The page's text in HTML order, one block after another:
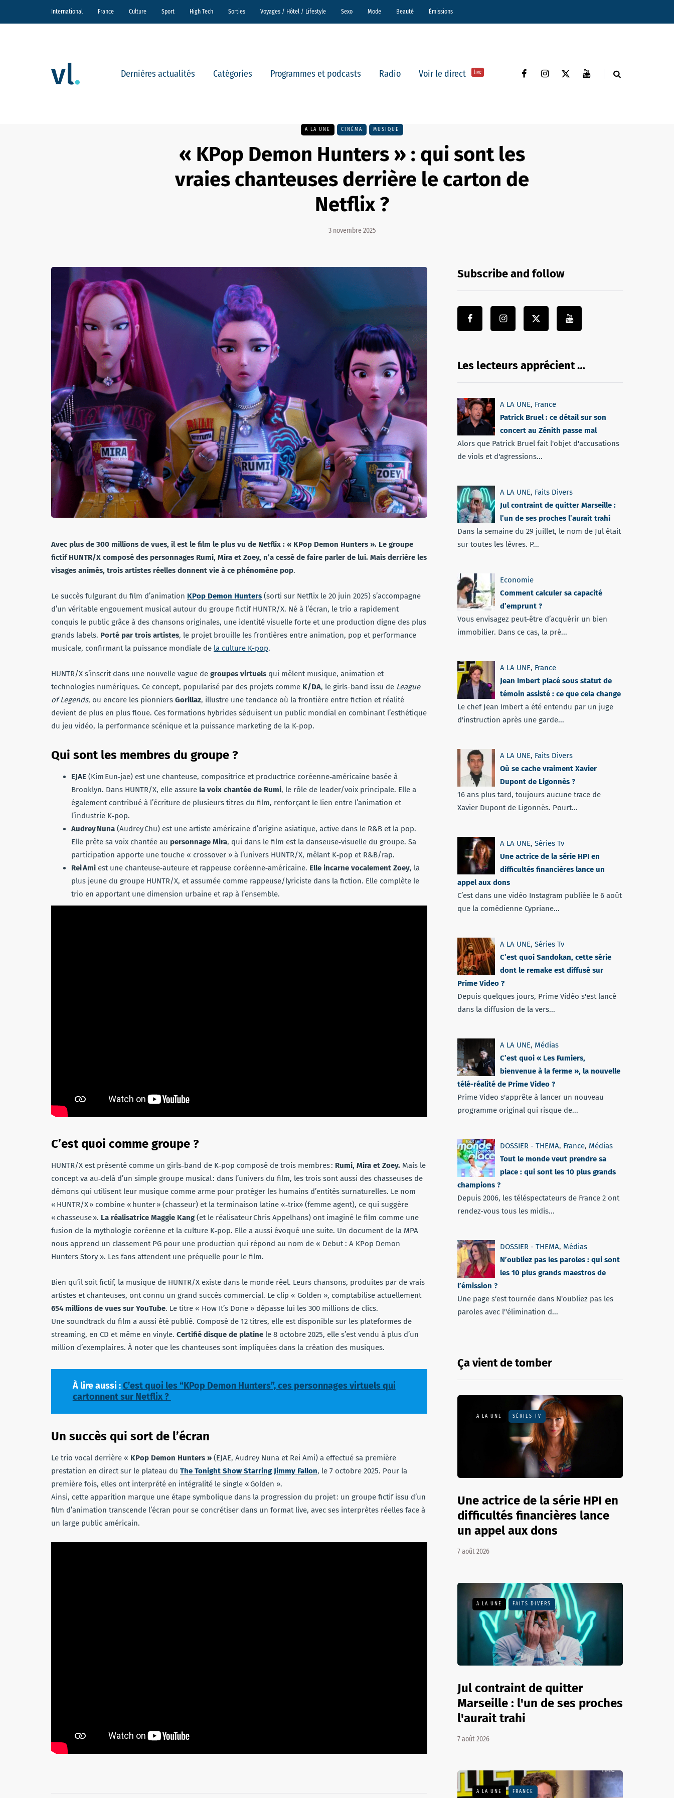
International France Culture Sport High Tech Sorties Voyages / Hôtel / Lifestyle Sexo Mode Beauté Émissions
Dernières actualités Catégories Programmes et podcasts Radio Voir le direct live
A LA UNE CINÉMA MUSIQUE
« KPop Demon Hunters » : qui sont les
vraies chanteuses derrière le carton de
Netflix ?
3 novembre 2025
Avec plus de 300 millions de vues, il est le film le plus vu de Netflix : « KPop Demon Hunters ». Le groupe
fictif HUNTR/X composé des personnages Rumi, Mira et Zoey, n’a cessé de faire parler de lui. Mais derrière les
visages animés, trois artistes réelles donnent vie à ce phénomène pop.
Le succès fulgurant du film d’animation KPop Demon Hunters (sorti sur Netflix le 20 juin 2025) s’accompagne
d’un véritable engouement musical autour du groupe fictif HUNTR/X. Né à l’écran, le trio a rapidement
conquis le public grâce à des chansons originales, une identité visuelle forte et une production digne des plus
grands labels. Porté par trois artistes, le projet brouille les frontières entre animation, pop et performance
musicale, confirmant la puissance mondiale de la culture K-pop.
HUNTR/X s’inscrit dans une nouvelle vague de groupes virtuels qui mêlent musique, animation et
technologies numériques. Ce concept, popularisé par des projets comme K/DA, le girls-band issu de League
of Legends, ou encore les pionniers Gorillaz, illustre une tendance où la frontière entre fiction et réalité
devient de plus en plus floue. Ces formations hybrides séduisent un public mondial en combinant l’esthétique
du jeu vidéo, la performance scénique et la puissance marketing de la K-pop.
Qui sont les membres du groupe ?
EJAE (Kim Eun‑jae) est une chanteuse, compositrice et productrice coréenne‑américaine basée à
Brooklyn. Dans HUNTR/X, elle assure la voix chantée de Rumi, le rôle de leader/voix principale. Elle a
également contribué à l’écriture de plusieurs titres du film, renforçant le lien entre l’animation et
l’industrie K‑pop.
Audrey Nuna (Audrey Chu) est une artiste américaine d’origine asiatique, active dans le R&B et la pop.
Elle prête sa voix chantée au personnage Mira, qui dans le film est la danseuse‑visuelle du groupe. Sa
participation apporte une touche « crossover » à l’univers HUNTR/X, mêlant K‑pop et R&B/rap.
Rei Ami est une chanteuse‑auteure et rappeuse coréenne‑américaine. Elle incarne vocalement Zoey, la
plus jeune du groupe HUNTR/X, et assumée comme rappeuse/lyriciste dans la fiction. Elle complète le
trio en apportant une dimension urbaine et rap à l’ensemble.
C’est quoi comme groupe ?
HUNTR/X est présenté comme un girls‑band de K‑pop composé de trois membres : Rumi, Mira et Zoey. Mais le
concept va au‑delà d’un simple groupe musical : dans l’univers du film, les trois sont aussi des chasseuses de
démons qui utilisent leur musique comme arme pour protéger les humains d’entités surnaturelles. Le nom
« HUNTR/X » combine « hunter » (chasseur) et la terminaison latine «‑trix» (femme agent), ce qui suggère
« chasseuse ». La réalisatrice Maggie Kang(et le réalisateur Chris Appelhans) ont imaginé le film comme une
fusion de la mythologie coréenne et la culture K‑pop. Elle a aussi évoqué une suite. Un document de la MPA
nous apprend un classement PG pour une production qui répond au nom de « Debut : A KPop Demon
Hunters Story ». Les fans attendent une préquelle pour le film.
Bien qu’il soit fictif, la musique de HUNTR/X existe dans le monde réel. Leurs chansons, produites par de vrais
artistes et chanteuses, ont connu un grand succès commercial. Le clip « Golden », comptabilise actuellement
654 millions de vues sur YouTube. Le titre « How It’s Done » dépasse lui les 300 millions de clics.
Une soundtrack du film a aussi été publié. Composé de 12 titres, elle est disponible sur les plateformes de
streaming, en CD et même en vinyle. Certifié disque de platine le 8 octobre 2025, elle s’est vendu à plus d’un
million d’exemplaires. À noter que les chanteuses sont impliquées dans la création des musiques.
À lire aussi :C’est quoi les “KPop Demon Hunters”, ces personnages virtuels qui
cartonnent sur Netflix ?
Un succès qui sort de l’écran
Le trio vocal derrière « KPop Demon Hunters » (EJAE, Audrey Nuna et Rei Ami) a effectué sa première
prestation en direct sur le plateau du The Tonight Show Starring Jimmy Fallon, le 7 octobre 2025. Pour la
première fois, elles ont interprété en intégralité le single « Golden ».
Ainsi, cette apparition marque une étape symbolique dans la progression du projet : un groupe fictif issu d’un
film d’animation transcende l’écran pour se concrétiser dans un format live, avec ses interprètes réelles face à
un large public américain.
Subscribe and follow
Les lecteurs apprécient …
A LA UNE, France
Patrick Bruel : ce détail sur son
concert au Zénith passe mal
Alors que Patrick Bruel fait l'objet d'accusations
de viols et d'agressions...
A LA UNE, Faits Divers
Jul contraint de quitter Marseille :
l’un de ses proches l’aurait trahi
Dans la semaine du 29 juillet, le nom de Jul était
sur toutes les lèvres. P...
Economie
Comment calculer sa capacité
d’emprunt ?
Vous envisagez peut-être d’acquérir un bien
immobilier. Dans ce cas, la pré...
A LA UNE, France
Jean Imbert placé sous statut de
témoin assisté : ce que cela change
Le chef Jean Imbert a été entendu par un juge
d'instruction après une garde...
A LA UNE, Faits Divers
Où se cache vraiment Xavier
Dupont de Ligonnès ?
16 ans plus tard, toujours aucune trace de
Xavier Dupont de Ligonnès. Pourt...
A LA UNE, Séries Tv
Une actrice de la série HPI en
difficultés financières lance un
appel aux dons
C’est dans une vidéo Instagram publiée le 6 août
que la comédienne Cypriane...
A LA UNE, Séries Tv
C’est quoi Sandokan, cette série
dont le remake est diffusé sur
Prime Video ?
Depuis quelques jours, Prime Vidéo s'est lancé
dans la diffusion de la vers...
A LA UNE, Médias
C’est quoi « Les Fumiers,
bienvenue à la ferme », la nouvelle
télé-réalité de Prime Video ?
Prime Video s'apprête à lancer un nouveau
programme original qui risque de...
DOSSIER - THEMA, France, Médias
Tout le monde veut prendre sa
place : qui sont les 10 plus grands
champions ?
Depuis 2006, les téléspectateurs de France 2 ont
rendez-vous tous les midis...
DOSSIER - THEMA, Médias
N’oubliez pas les paroles : qui sont
les 10 plus grands maestros de
l’émission ?
Une page s'est tournée dans N'oubliez pas les
paroles avec l''élimination d...
Ça vient de tomber
A LA UNE SÉRIES TV
Une actrice de la série HPI en
difficultés financières lance
un appel aux dons
7 août 2026
A LA UNE FAITS DIVERS
Jul contraint de quitter
Marseille : l'un de ses proches
l'aurait trahi
7 août 2026
A LA UNE FRANCE